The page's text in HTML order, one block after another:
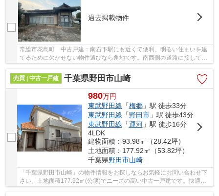
過去掲載物件
常総市花島町 中古戸建：南石下駅にも近くて便利。明るい住まいを建
てるために欠かせない物件選びなら角地です。南西側の道路に接してい
るので日当たりが良く快適です。平屋設計の物...
売買 | 中古一戸建
千葉県野田市山崎
980万円
東武野田線 「梅郷」駅 徒歩33分
東武野田線 「野田市」駅 徒歩43分
東武野田線 「運河」駅 徒歩16分
4LDK
建物面積：93.98㎡（28.42坪）
土地面積：177.92㎡（53.82坪）
千葉県野田市山崎
「千葉県野田市山崎」の物件情報をお探しならお気軽にお問い合わせ下
さい。土地面積177.92㎡(公簿)でニーズの高い中古一戸建です。快適な